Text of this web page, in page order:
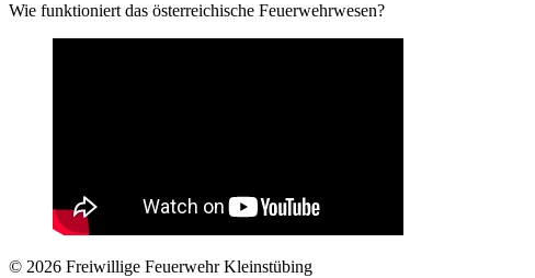
Wie funktioniert das österreichische Feuerwehrwesen?
© 2026 Freiwillige Feuerwehr Kleinstübing